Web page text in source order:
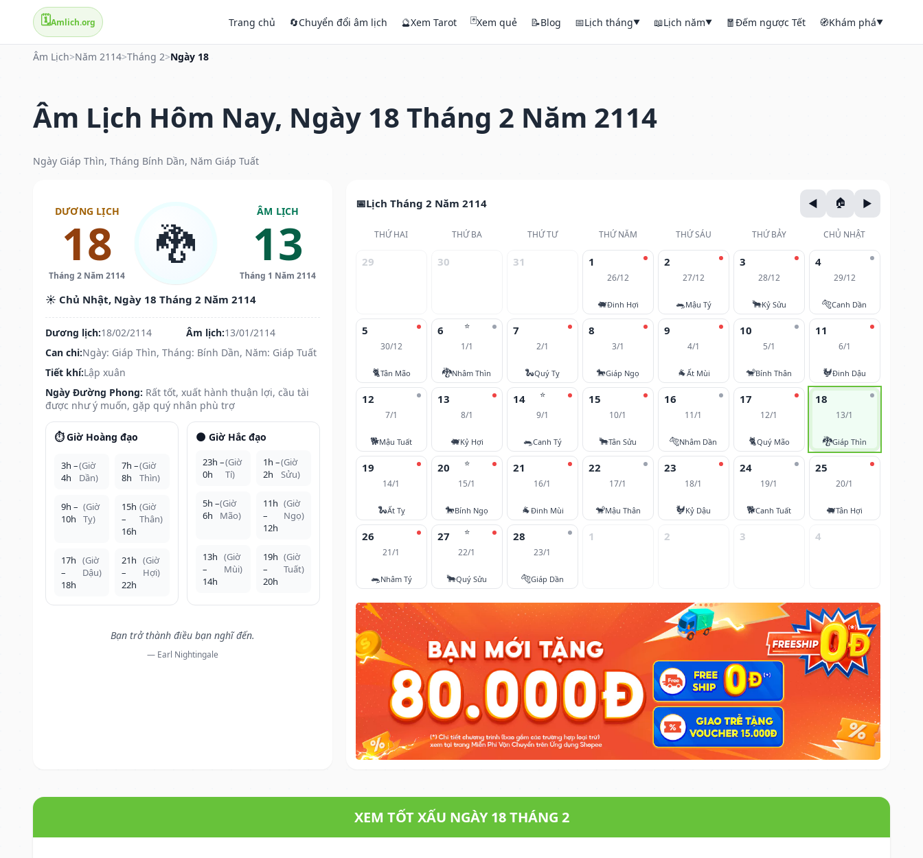
🗓️Amlich.org Trang chủ 🔄Chuyển đổi âm lịch 🔮Xem Tarot 🃏Xem quẻ 📝Blog 📅Lịch tháng▼ 📖Lịch năm▼ 🧧Đếm ngược Tết 🧭Khám phá▼
Âm Lịch>Năm 2114>Tháng 2>Ngày 18
Âm Lịch Hôm Nay, Ngày 18 Tháng 2 Năm 2114
Ngày Giáp Thìn, Tháng Bính Dần, Năm Giáp Tuất
DƯƠNG LỊCH
18
Tháng 2 Năm 2114
🐉
ÂM LỊCH
13
Tháng 1 Năm 2114
☀️ Chủ Nhật, Ngày 18 Tháng 2 Năm 2114
Dương lịch:18/02/2114 Âm lịch:13/01/2114
Can chi:Ngày: Giáp Thìn, Tháng: Bính Dần, Năm: Giáp Tuất
Tiết khí:Lập xuân
Ngày Đường Phong: Rất tốt, xuất hành thuận lợi, cầu tài
được như ý muốn, gặp quý nhân phù trợ
⏱️ Giờ Hoàng đạo
3h –
4h
(Giờ
Dần)
7h –
8h
(Giờ
Thìn)
9h –
10h
(Giờ
Tỵ)
15h
–
16h
(Giờ
Thân)
17h
–
18h
(Giờ
Dậu)
21h
–
22h
(Giờ
Hợi)
🌑 Giờ Hắc đạo
23h –
0h
(Giờ
Tí)
1h –
2h
(Giờ
Sửu)
5h –
6h
(Giờ
Mão)
11h
–
12h
(Giờ
Ngọ)
13h
–
14h
(Giờ
Mùi)
19h
–
20h
(Giờ
Tuất)
Bạn trở thành điều bạn nghĩ đến.
— Earl Nightingale
Lịch Tháng 2 Năm 2114
THỨ HAI THỨ BA THỨ TƯ THỨ NĂM THỨ SÁU THỨ BẢY CHỦ NHẬT
29 30 31 1
26/12
🐖Đinh Hợi
2
27/12
🐀Mậu Tý
3
28/12
🐂Kỷ Sửu
4
29/12
🐅Canh Dần
5
30/12
🐈Tân Mão
⭐
6
1/1
🐉Nhâm Thìn
7
2/1
🐍Quý Tỵ
8
3/1
🐎Giáp Ngọ
9
4/1
🐐Ất Mùi
10
5/1
🐒Bính Thân
11
6/1
🐓Đinh Dậu
12
7/1
🐕Mậu Tuất
13
8/1
🐖Kỷ Hợi
⭐
14
9/1
🐀Canh Tý
15
10/1
🐂Tân Sửu
16
11/1
🐅Nhâm Dần
17
12/1
🐈Quý Mão
18
13/1
🐉Giáp Thìn
19
14/1
🐍Ất Tỵ
⭐
20
15/1
🐎Bính Ngọ
21
16/1
🐐Đinh Mùi
22
17/1
🐒Mậu Thân
23
18/1
🐓Kỷ Dậu
24
19/1
🐕Canh Tuất
25
20/1
🐖Tân Hợi
26
21/1
🐀Nhâm Tý
⭐
27
22/1
🐂Quý Sửu
28
23/1
🐅Giáp Dần
1 2 3 4
XEM TỐT XẤU NGÀY 18 THÁNG 2